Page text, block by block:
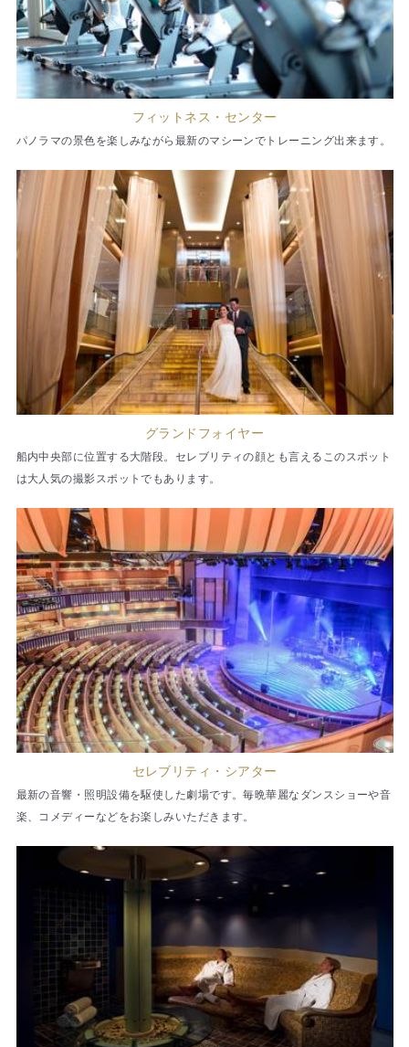
フィットネス・センター
パノラマの景色を楽しみながら最新のマシーンでトレーニング出来ます。
グランドフォイヤー
船内中央部に位置する大階段。セレブリティの顔とも言えるこのスポット
は大人気の撮影スポットでもあります。
セレブリティ・シアター
最新の音響・照明設備を駆使した劇場です。毎晩華麗なダンスショーや音
楽、コメディーなどをお楽しみいただきます。